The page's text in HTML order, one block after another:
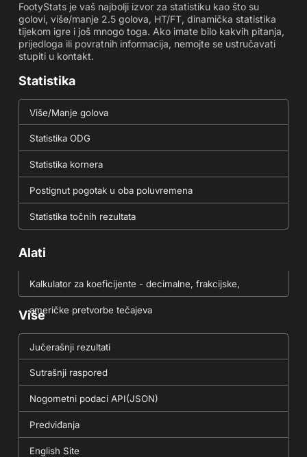
FootyStats je vaš najbolji izvor za statistiku kao što su
golovi, više/manje 2.5 golova, HT/FT, dinamička statistika
tijekom igre i još mnogo toga. Ako imate bilo kakvih pitanja,
prijedloga ili povratnih informacija, nemojte se ustručavati
stupiti u kontakt.
Statistika
Više/Manje golova
Statistika ODG
Statistika kornera
Postignut pogotak u oba poluvremena
Statistika točnih rezultata
Alati
Kalkulator za koeficijente - decimalne, frakcijske,
američke pretvorbe tečajeva
Više
Jučerašnji rezultati
Sutrašnji raspored
Nogometni podaci API(JSON)
Predviđanja
English Site